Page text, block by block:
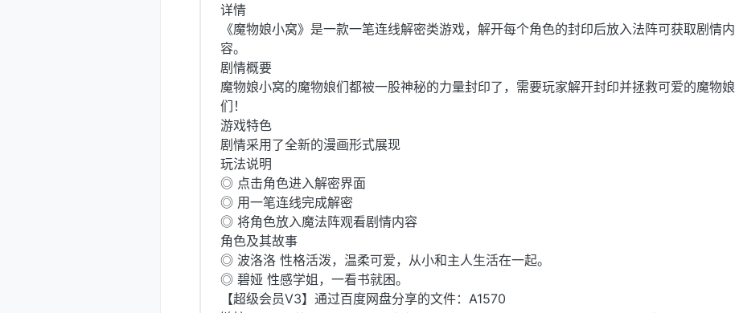
详情
《魔物娘小窝》是一款一笔连线解密类游戏，解开每个角色的封印后放入法阵可获取剧情内
容。
剧情概要
魔物娘小窝的魔物娘们都被一股神秘的力量封印了，需要玩家解开封印并拯救可爱的魔物娘
们！
游戏特色
剧情采用了全新的漫画形式展现
玩法说明
◎ 点击角色进入解密界面
◎ 用一笔连线完成解密
◎ 将角色放入魔法阵观看剧情内容
角色及其故事
◎ 波洛洛 性格活泼，温柔可爱，从小和主人生活在一起。
◎ 碧娅 性感学姐，一看书就困。
【超级会员V3】通过百度网盘分享的文件：A1570